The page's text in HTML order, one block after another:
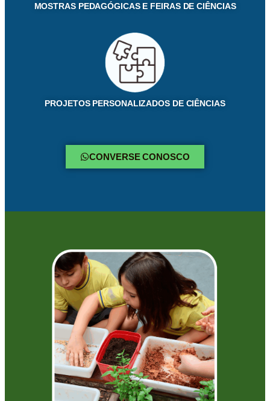
MOSTRAS PEDAGÓGICAS E FEIRAS DE CIÊNCIAS
PROJETOS PERSONALIZADOS DE CIÊNCIAS
CONVERSE CONOSCO